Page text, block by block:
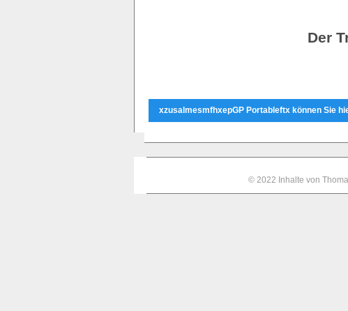
Der
xzusalmesmfhxepGP Portableftx können Sie
© 2022 Inhalte von